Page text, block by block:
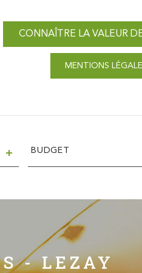
BUDGET
CONNAÎTRE LA VALEUR
MENTIONS
- LEZAY